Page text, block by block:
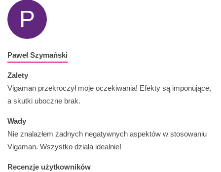
P
Paweł Szymański
Zalety
Vigaman przekroczył moje oczekiwania! Efekty są imponujące,
a skutki uboczne brak.
Wady
Nie znalazłem żadnych negatywnych aspektów w stosowaniu
Vigaman. Wszystko działa idealnie!
Recenzje użytkowników